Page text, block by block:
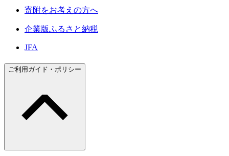
寄附をお考えの方へ
企業版ふるさと納税
JFA
ご利用ガイド・ポリシー